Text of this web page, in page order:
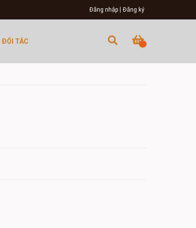
Đăng nhập Đăng ký
ĐỐI TÁC